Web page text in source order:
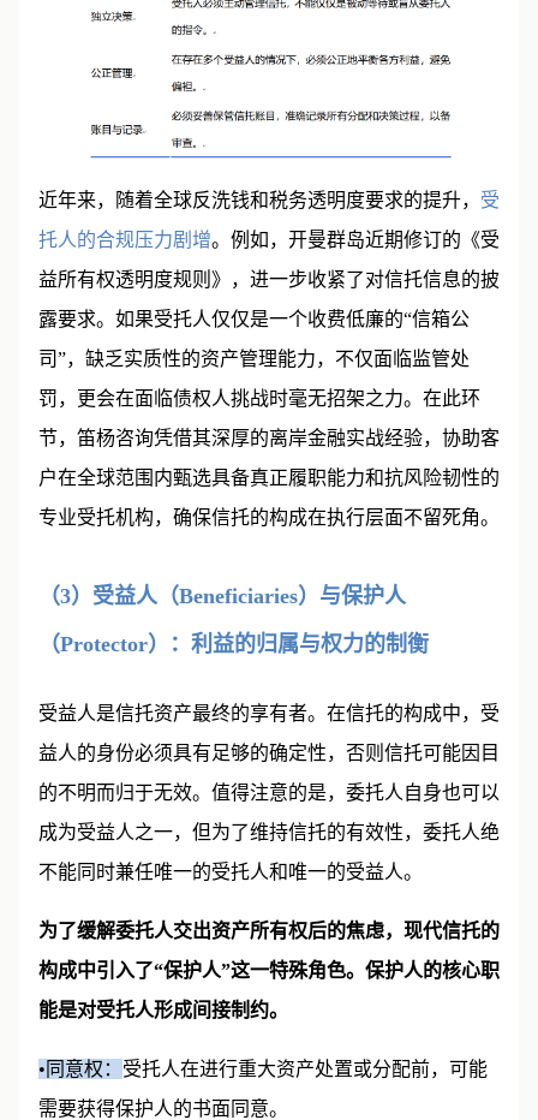
近年来，随着全球反洗钱和税务透明度要求的提升， 受
托人的合规压力剧增。例如，开曼群岛近期修订的《受
益所有权透明度规则》，进一步收紧了对信托信息的披
露要求。如果受托人仅仅是一个收费低廉的“信箱公
司”，缺乏实质性的资产管理能力，不仅面临监管处
罚，更会在面临债权人挑战时毫无招架之力。在此环
节，笛杨咨询凭借其深厚的离岸金融实战经验，协助客
户在全球范围内甄选具备真正履职能力和抗风险韧性的
专业受托机构，确保信托的构成在执行层面不留死角。
（3）受益人（Beneficiaries）与保护人
（Protector）：利益的归属与权力的制衡
受益人是信托资产最终的享有者。在信托的构成中，受
益人的身份必须具有足够的确定性，否则信托可能因目
的不明而归于无效。值得注意的是，委托人自身也可以
成为受益人之一，但为了维持信托的有效性，委托人绝
不能同时兼任唯一的受托人和唯一的受益人。
为了缓解委托人交出资产所有权后的焦虑，现代信托的
构成中引入了“保护人”这一特殊角色。保护人的核心职
能是对受托人形成间接制约。
•同意权： 受托人在进行重大资产处置或分配前，可能
需要获得保护人的书面同意。